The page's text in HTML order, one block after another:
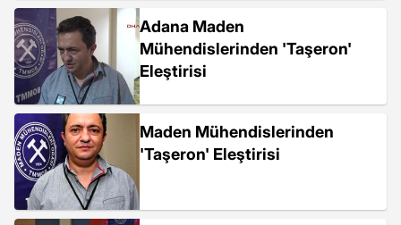
Adana Maden
Mühendislerinden 'Taşeron'
Eleştirisi
Maden Mühendislerinden
'Taşeron' Eleştirisi